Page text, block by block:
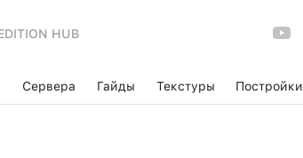
HUB
Сервера Гайды Текстуры Постройки